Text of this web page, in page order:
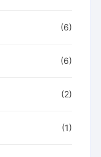
(6)
(6)
(2)
(1)